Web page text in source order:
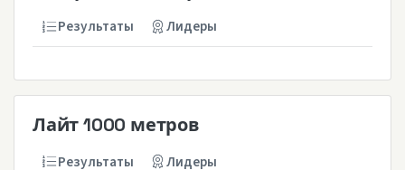
Результаты Лидеры
Лайт 1000 метров
Результаты Лидеры